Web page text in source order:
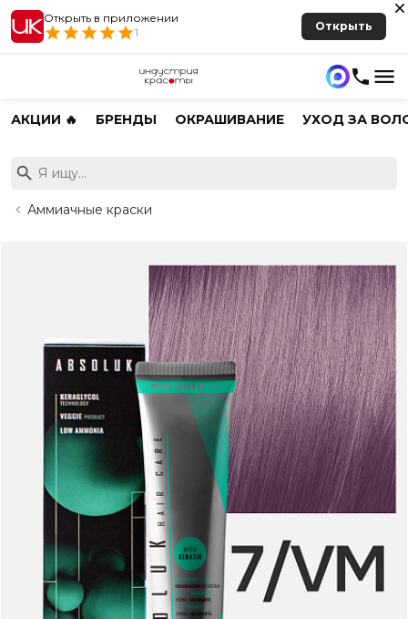
Открыть в приложении
1
Открыть
АКЦИИ 🔥 БРЕНДЫ ОКРАШИВАНИЕ УХОД ЗА
Аммиачные краски